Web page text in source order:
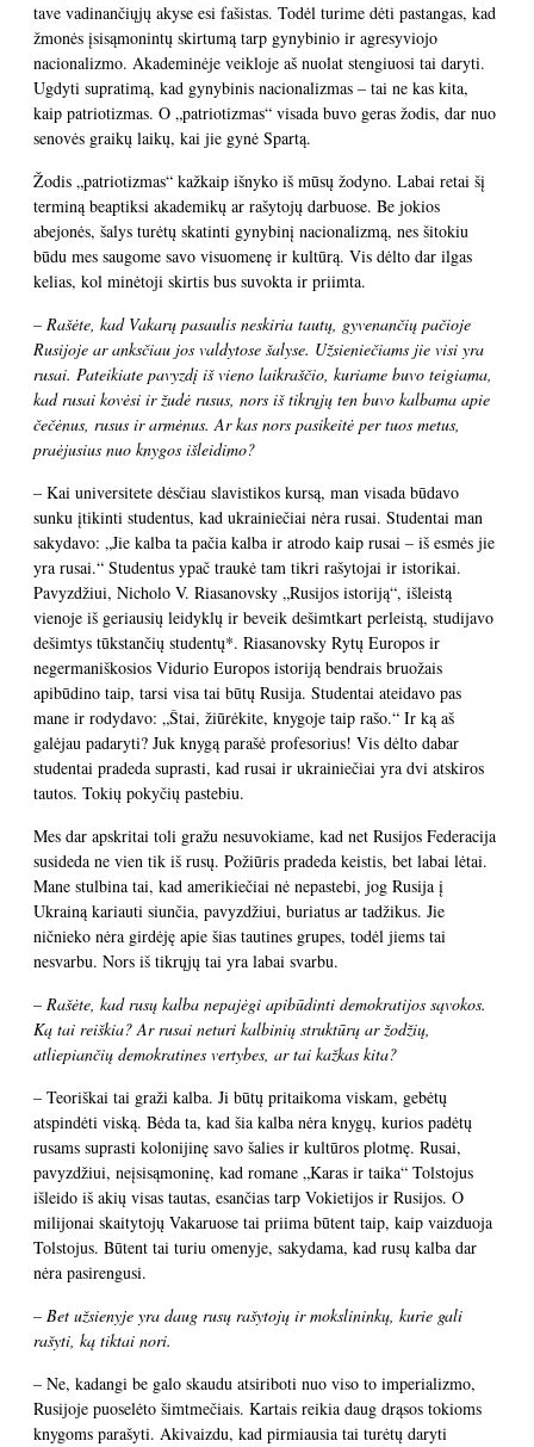
tave vadinančiųjų akyse esi fašistas. Todėl turime dėti pastangas, kad
žmonės įsisąmonintų skirtumą tarp gynybinio ir agresyviojo
nacionalizmo. Akademinėje veikloje aš nuolat stengiuosi tai daryti.
Ugdyti supratimą, kad gynybinis nacionalizmas – tai ne kas kita,
kaip patriotizmas. O „patriotizmas“ visada buvo geras žodis, dar nuo
senovės graikų laikų, kai jie gynė Spartą.
Žodis „patriotizmas“ kažkaip išnyko iš mūsų žodyno. Labai retai šį
terminą beaptiksi akademikų ar rašytojų darbuose. Be jokios
abejonės, šalys turėtų skatinti gynybinį nacionalizmą, nes šitokiu
būdu mes saugome savo visuomenę ir kultūrą. Vis dėlto dar ilgas
kelias, kol minėtoji skirtis bus suvokta ir priimta.
– Rašėte, kad Vakarų pasaulis neskiria tautų, gyvenančių pačioje
Rusijoje ar anksčiau jos valdytose šalyse. Užsieniečiams jie visi yra
rusai. Pateikiate pavyzdį iš vieno laikraščio, kuriame buvo teigiama,
kad rusai kovėsi ir žudė rusus, nors iš tikrųjų ten buvo kalbama apie
čečėnus, rusus ir armėnus. Ar kas nors pasikeitė per tuos metus,
praėjusius nuo knygos išleidimo?
– Kai universitete dėsčiau slavistikos kursą, man visada būdavo
sunku įtikinti studentus, kad ukrainiečiai nėra rusai. Studentai man
sakydavo: „Jie kalba ta pačia kalba ir atrodo kaip rusai – iš esmės jie
yra rusai.“ Studentus ypač traukė tam tikri rašytojai ir istorikai.
Pavyzdžiui, Nicholo V. Riasanovsky „Rusijos istoriją“, išleistą
vienoje iš geriausių leidyklų ir beveik dešimtkart perleistą, studijavo
dešimtys tūkstančių studentų*. Riasanovsky Rytų Europos ir
negermaniškosios Vidurio Europos istoriją bendrais bruožais
apibūdino taip, tarsi visa tai būtų Rusija. Studentai ateidavo pas
mane ir rodydavo: „Štai, žiūrėkite, knygoje taip rašo.“ Ir ką aš
galėjau padaryti? Juk knygą parašė profesorius! Vis dėlto dabar
studentai pradeda suprasti, kad rusai ir ukrainiečiai yra dvi atskiros
tautos. Tokių pokyčių pastebiu.
Mes dar apskritai toli gražu nesuvokiame, kad net Rusijos Federacija
susideda ne vien tik iš rusų. Požiūris pradeda keistis, bet labai lėtai.
Mane stulbina tai, kad amerikiečiai nė nepastebi, jog Rusija į
Ukrainą kariauti siunčia, pavyzdžiui, buriatus ar tadžikus. Jie
ničnieko nėra girdėję apie šias tautines grupes, todėl jiems tai
nesvarbu. Nors iš tikrųjų tai yra labai svarbu.
– Rašėte, kad rusų kalba nepajėgi apibūdinti demokratijos sąvokos.
Ką tai reiškia? Ar rusai neturi kalbinių struktūrų ar žodžių,
atliepiančių demokratines vertybes, ar tai kažkas kita?
– Teoriškai tai graži kalba. Ji būtų pritaikoma viskam, gebėtų
atspindėti viską. Bėda ta, kad šia kalba nėra knygų, kurios padėtų
rusams suprasti kolonijinę savo šalies ir kultūros plotmę. Rusai,
pavyzdžiui, neįsisąmoninę, kad romane „Karas ir taika“ Tolstojus
išleido iš akių visas tautas, esančias tarp Vokietijos ir Rusijos. O
milijonai skaitytojų Vakaruose tai priima būtent taip, kaip vaizduoja
Tolstojus. Būtent tai turiu omenyje, sakydama, kad rusų kalba dar
nėra pasirengusi.
– Bet užsienyje yra daug rusų rašytojų ir mokslininkų, kurie gali
rašyti, ką tiktai nori.
– Ne, kadangi be galo skaudu atsiriboti nuo viso to imperializmo,
Rusijoje puoselėto šimtmečiais. Kartais reikia daug drąsos tokioms
knygoms parašyti. Akivaizdu, kad pirmiausia tai turėtų daryti